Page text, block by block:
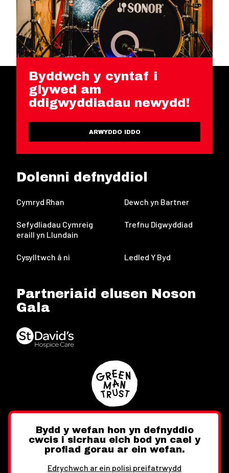
Byddwch y cyntaf i
glywed am
ddigwyddiadau newydd!
ARWYDDO IDDO
Dolenni defnyddiol
Cymryd Rhan Dewch yn Bartner
Sefydliadau Cymreig
eraill yn Llundain
Trefnu Digwyddiad
Cysylltwch â ni Ledled Y Byd
Partneriaid elusen Noson
Gala
Twitter FacebookInstagram
Bydd y wefan hon yn defnyddio
cwcis i sicrhau eich bod yn cael y
profiad gorau ar ein wefan.
Edrychwch ar ein polisi preifatrwydd